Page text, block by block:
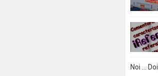
Noi …